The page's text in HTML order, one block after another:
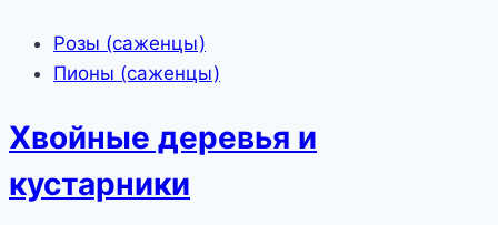
Розы (саженцы)
Пионы (саженцы)
Хвойные деревья и
кустарники